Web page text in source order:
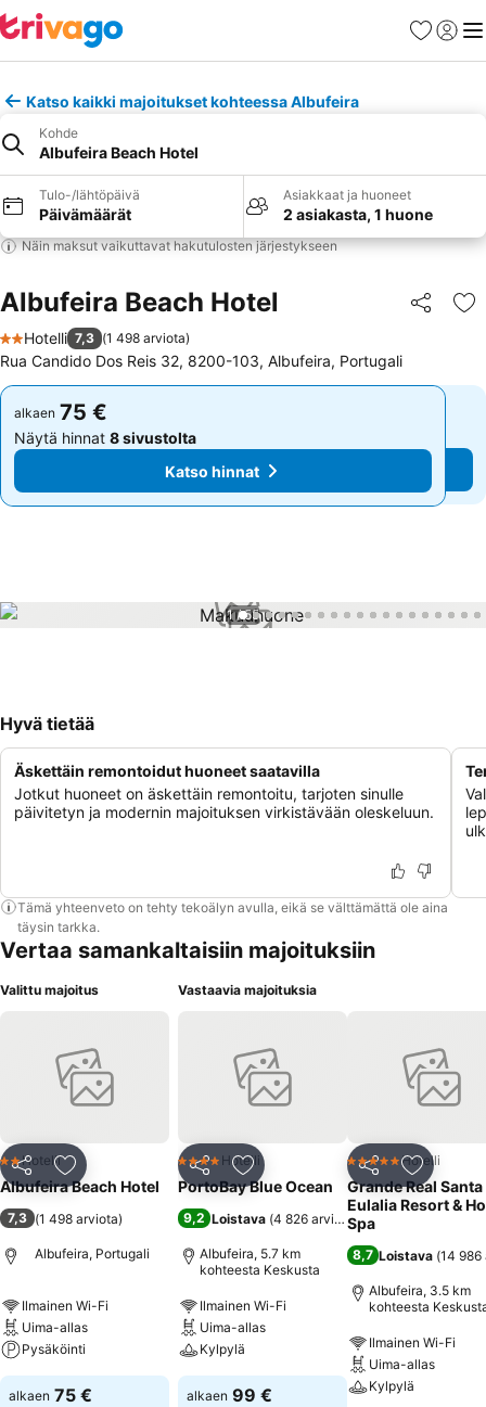
Suosikit
Katso kaikki majoitukset kohteessa Albufeira
Kohde
Albufeira Beach Hotel
Tulo-/lähtöpäivä
Päivämäärät
Asiakkaat ja huoneet
2 asiakasta, 1 huone
Näin maksut vaikuttavat hakutulosten järjestykseen
Albufeira Beach Hotel Jaa
2 Tähtiluokitus
Hotelli 7,3 (1 498 arviota)
Rua Candido Dos Reis 32, 8200-103, Albufeira, Portugali
alkaen 75 €
Näytä hinnat 8 sivustolta
Katso hinnat
alkaen 75 €
Näytä hinnat 8 sivustolta
Katso hinnat
1 / 55
Hyvä tietää
Äskettäin remontoidut huoneet saatavilla
Jotkut huoneet on äskettäin remontoitu, tarjoten sinulle
päivitetyn ja modernin majoituksen virkistävään oleskeluun.
Tämä yhteenveto on tehty tekoälyn avulla, eikä se välttämättä ole aina
täysin tarkka.
Vertaa samankaltaisiin majoituksiin
Valittu majoitus
Jaa Lisää suosikkeihin
2 Tähtiluokitus
Hotelli
Albufeira Beach Hotel
7,3 (1 498 arviota)
Albufeira, Portugali
Ilmainen Wi-Fi
Uima-allas
Pysäköinti
alkaen 75 €
Vastaavia majoituksia
Jaa Lisää suosikkeihin
4 Tähtiluokitus
Hotelli
PortoBay Blue Ocean
9,2 Loistava (4 826 arviota)
Albufeira, 5.7 km
kohteesta Keskusta
Ilmainen Wi-Fi
Uima-allas
Kylpylä
alkaen 99 €
Jaa Lisää
5 Tähtiluokitus
Hotelli
Grande Real Santa
Eulalia Resort &
Spa
8,7 Loistava (14 986
Albufeira, 3.5 km
kohteesta
Ilmainen Wi-Fi
Uima-allas
Kylpylä